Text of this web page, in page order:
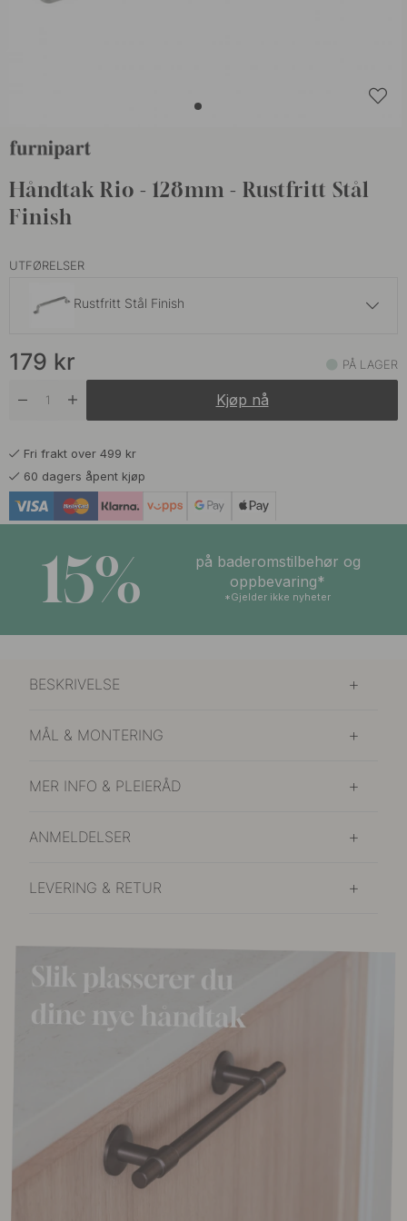
Håndtak Rio - 128mm - Rustfritt Stål
Finish
UTFØRELSER
Rustfritt Stål Finish
Antikk Brun På lager
På lager
Matt Sort
Rustfritt Stål Finish 127 kr 319 kr
179 kr PÅ LAGER
Kjøp nå
Fri frakt over 499 kr
60 dagers åpent kjøp
15%
på baderomstilbehør og
oppbevaring*
*Gjelder ikke nyheter
BESKRIVELSE
MÅL & MONTERING
MER INFO & PLEIERÅD
ANMELDELSER
LEVERING & RETUR